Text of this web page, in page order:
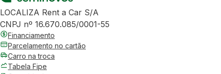
LOCALIZA Rent a Car S/A
CNPJ nº 16.670.085/0001-55
Financiamento
Parcelamento no cartão
Carro na troca
Tabela Fipe